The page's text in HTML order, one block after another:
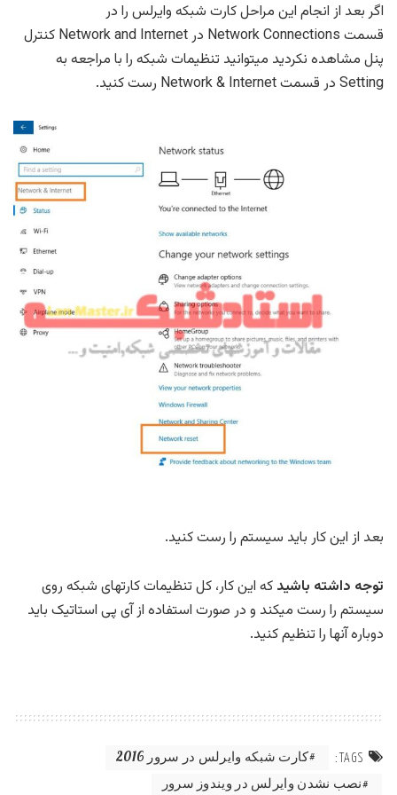
اگر بعد از انجام این مراحل کارت شبکه وایرلس را در
قسمت Network Connections در Network and Internet کنترل
پنل مشاهده نکردید میتوانید تنظیمات شبکه را با مراجعه به
Setting در قسمت Network & Internet رست کنید.
بعد از این کار باید سیستم را رست کنید.
توجه داشته باشید که این کار، کل تنظیمات کارتهای شبکه روی
سیستم را رست میکند و در صورت استفاده از آی پی استاتیک باید
دوباره آنها را تنظیم کنید.
TAGS:
کارت شبکه وایرلس در سرور 2016
نصب نشدن وایرلس در ویندوز سرور